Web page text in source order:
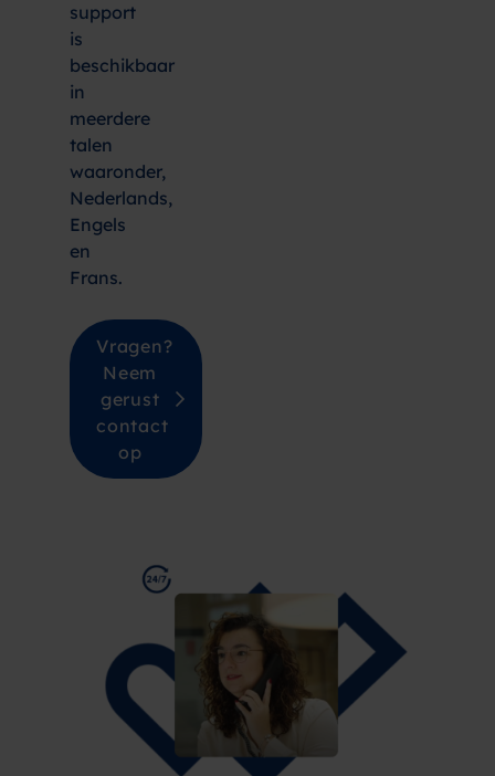
support
is
beschikbaar
in
meerdere
talen
waaronder,
Nederlands,
Engels
en
Frans.
Vragen?
Neem
gerust
contact
op